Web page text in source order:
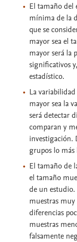
El tamaño del
mínima de la
que se
mayor sea el
mayor será la
significativos
estadístico.
Lavariabilidad
mayor sea la
será detectar
comparan y
investigación.
grupos lo más
El tamaño de
el tamaño
de un estudio.
muestras
diferencias
muestras
falsamente